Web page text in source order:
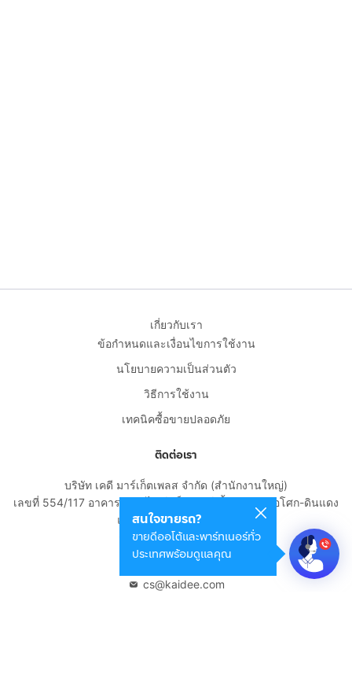
สนใจขายรถ?
ขายดีออโต้และพาร์ทเนอร์ทั่ว
ประเทศพร้อมดูแลคุณ
เกี่ยวกับเรา
ข้อกำหนดและเงื่อนไขการใช้งาน
นโยบายความเป็นส่วนตัว
วิธีการใช้งาน
เทคนิคซื้อขายปลอดภัย
ติดต่อเรา
บริษัท เคดี มาร์เก็ตเพลส จำกัด (สำนักงานใหญ่)
เลขที่ 554/117 อาคารสกายไนน์ เซ็นเตอร์ ชั้น 22 ถนนอโศก-ดินแดง
แขวงดินแดง เขตดินแดง
กรุงเทพมหานคร 10400
cs@kaidee.com